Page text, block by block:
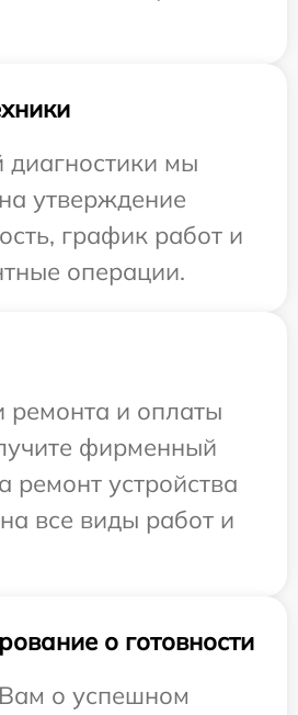
диагностики мы
утверждение
график работ и
операции.
ремонта и оплаты
фирменный
ремонт устройства
все виды работ и
о готовности
о успешном